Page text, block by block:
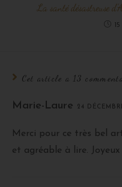
La santé désastreuse
Cet article a 13
Marie-Laure 24
Merci pour ce très bel
et agréable à lire.